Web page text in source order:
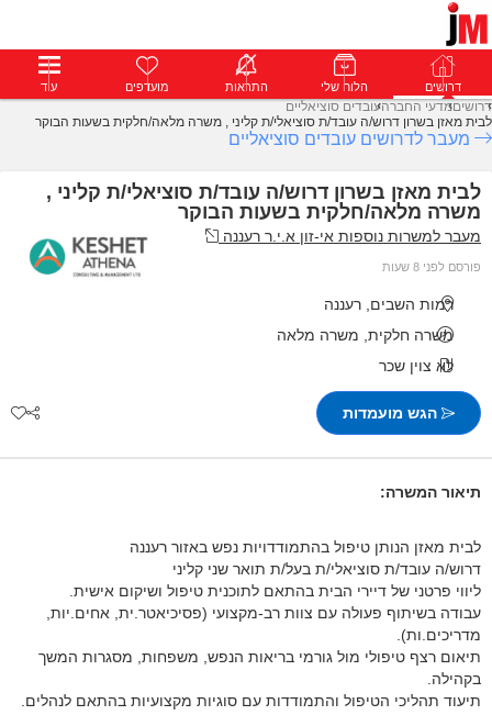
דרושים פרופילים הודעות פרימיום דרושים הלוח שלי התראות מועדפים עוד
דרושיםמדעי החברהעובדים סוציאליים
לבית מאזן בשרון דרוש/ה עובד/ת סוציאלי/ת קליני , משרה מלאה/חלקית בשעות הבוקר
מעבר לדרושים עובדים סוציאליים
לבית מאזן בשרון דרוש/ה עובד/ת סוציאלי/ת קליני ,
משרה מלאה/חלקית בשעות הבוקר
מעבר למשרות נוספות אי-זון א.י.ר רעננה
פורסם לפני 8 שעות
רמות השבים, רעננה
משרה חלקית, משרה מלאה
לא צוין שכר
הגש מועמדות
תיאור המשרה:
לבית מאזן הנותן טיפול בהתמודדויות נפש באזור רעננה
דרוש/ה עובד/ת סוציאלי/ת בעל/ת תואר שני קליני
ליווי פרטני של דיירי הבית בהתאם לתוכנית טיפול ושיקום אישית.
עבודה בשיתוף פעולה עם צוות רב-מקצועי (פסיכיאטר.ית, אחים.יות,
מדריכים.ות).
תיאום רצף טיפולי מול גורמי בריאות הנפש, משפחות, מסגרות המשך
בקהילה.
תיעוד תהליכי הטיפול והתמודדות עם סוגיות מקצועיות בהתאם לנהלים.